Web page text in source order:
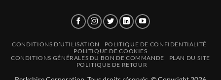
CONDITIONS D’UTILISATION
POLITIQUE DE CONFIDENTIALITÉ
POLITIQUE DE COOKIES
CONDITIONS GÉNÉRALES DU BON DE COMMANDE
PLAN DU SITE
POLITIQUE DE RETOUR